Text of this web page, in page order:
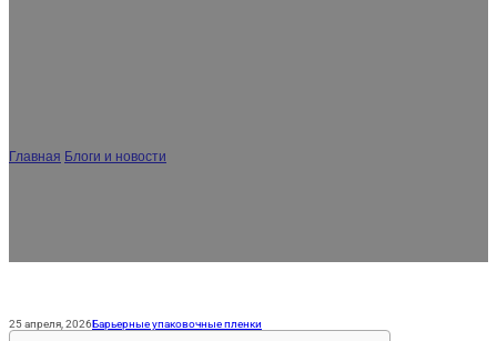
Главная Блоги и новости
25 апреля, 2026Барьерные упаковочные пленки